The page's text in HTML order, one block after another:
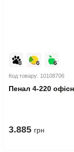
Код товару: 10108706
Пенал 4-220
3.885 грн